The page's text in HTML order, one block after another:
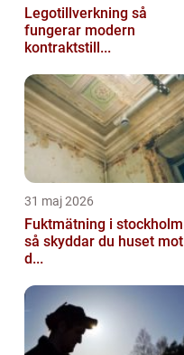
Legotillverkning så
fungerar modern
kontraktstill...
31 maj 2026
Fuktmätning i stockholm
så skyddar du huset mot
d...